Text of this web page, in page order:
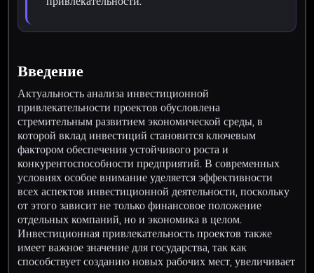
Введение
Актуальность анализа инвестиционной
привлекательности проектов обусловлена
стремительным развитием экономической среды, в
которой вклад инвестиций становится ключевым
фактором обеспечения устойчивого роста и
конкурентоспособности предприятий. В современных
условиях особое внимание уделяется эффективности
всех аспектов инвестиционной деятельности, поскольку
от этого зависит не только финансовое положение
отдельных компаний, но и экономика в целом.
Инвестиционная привлекательность проектов также
имеет важное значение для государства, так как
способствует созданию новых рабочих мест, увеличивает